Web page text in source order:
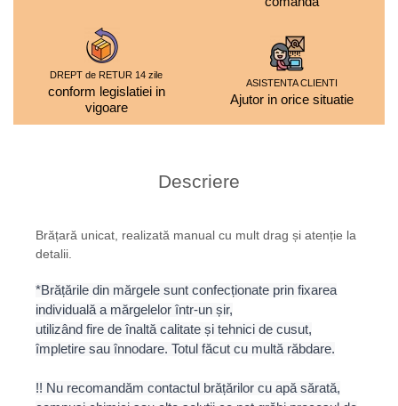
DREPT de RETUR 14 zile
conform legislatiei in
vigoare
ASISTENTA CLIENTI
Ajutor in orice situatie
Descriere
Brățară unicat, realizată manual cu mult drag și atenție la
detalii.
*Brățările din mărgele sunt confecționate prin fixarea
individuală a mărgelelor într-un șir,
utilizând fire de înaltă calitate și tehnici de cusut,
împletire sau înnodare. Totul făcut cu multă răbdare.
!! Nu recomandăm contactul brățărilor cu apă sărată,